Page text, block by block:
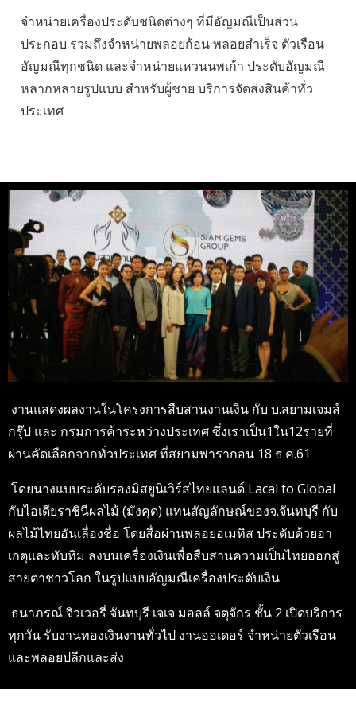
จำหน่ายเครื่องประดับชนิดต่างๆ ที่มีอัญมณีเป็นส่วน
ประกอบ รวมถึงจำหน่ายพลอยก้อน พลอยสำเร็จ ตัวเรือน
อัญมณีทุกชนิด และจำหน่ายแหวนนพเก้า ประดับอัญมณี
หลากหลายรูปแบบ สำหรับผู้ชาย บริการจัดส่งสินค้าทั่ว
ประเทศ
งานแสดงผลงานในโครงการสืบสานงานเงิน กับ บ.สยามเจมส์
กรุ๊ป และ กรมการค้าระหว่างประเทศ ซึ่งเราเป็น1ใน12รายที่
ผ่านคัดเลือกจากทั่วประเทศ ที่สยามพารากอน 18 ธ.ค.61
โดยนางแบบระดับรองมิสยูนิเวิร์สไทยแลนด์ Lacal to Global
กับไอเดียราชินีผลไม้ (มังคุด) แทนสัญลักษณ์ของจ.จันทบุรี กับ
ผลไม้ไทยอันเลื่องชื่อ โดยสื่อผ่านพลอยอเมทิส ประดับด้วยอา
เกตุและทับทิม ลงบนเครื่องเงินเพื่อสืบสานความเป็นไทยออกสู่
สายตาชาวโลก ในรูปแบบอัญมณีเครื่องประดับเงิน
ธนาภรณ์ จิวเวอรี่ จันทบุรี เจเจ มอลล์ จตุจักร ชั้น 2 เปิดบริการ
ทุกวัน รับงานทองเงินงานทั่วไป งานออเดอร์ จำหน่ายตัวเรือน
และพลอยปลีกและส่ง